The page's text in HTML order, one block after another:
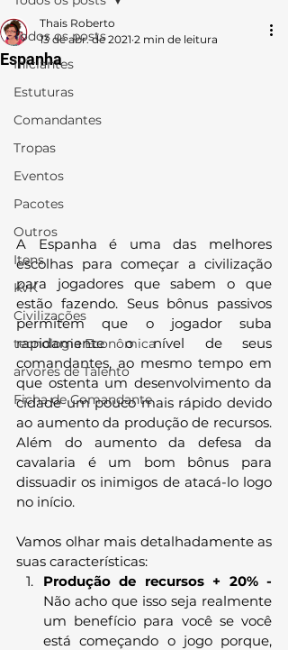
Todos os posts
Iniciantes
Estuturas
Comandantes
Tropas
Eventos
Pacotes
Outros
Itens
KvK
Civilizações
tecnologia Econômica
arvores de Talento
Ficha de Comandante
Espanha
Thais Roberto
13 de abr. de 2021 2 min de leitura
A Espanha é uma das melhores
escolhas para começar a civilização
para jogadores que sabem o que
estão fazendo. Seus bônus passivos
permitem que o jogador suba
rapidamente o nível de seus
comandantes, ao mesmo tempo em
que ostenta um desenvolvimento da
cidade um pouco mais rápido devido
ao aumento da produção de recursos.
Além do aumento da defesa da
cavalaria é um bom bônus para
dissuadir os inimigos de atacá-lo logo
no início.
Vamos olhar mais detalhadamente as
suas características:
Não acho que isso seja realmente
um benefício para você se você
está começando o jogo porque,